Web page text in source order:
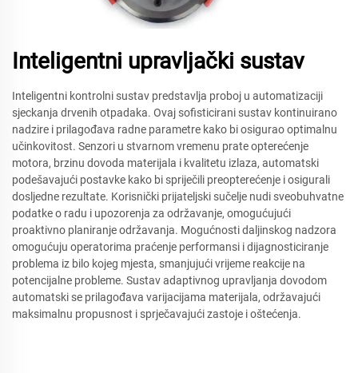
Inteligentni upravljački sustav
Inteligentni kontrolni sustav predstavlja proboj u automatizaciji
sjeckanja drvenih otpadaka. Ovaj sofisticirani sustav kontinuirano
nadzire i prilagođava radne parametre kako bi osigurao optimalnu
učinkovitost. Senzori u stvarnom vremenu prate opterećenje
motora, brzinu dovoda materijala i kvalitetu izlaza, automatski
podešavajući postavke kako bi spriječili preopterećenje i osigurali
dosljedne rezultate. Korisnički prijateljski sučelje nudi sveobuhvatne
podatke o radu i upozorenja za održavanje, omogućujući
proaktivno planiranje održavanja. Mogućnosti daljinskog nadzora
omogućuju operatorima praćenje performansi i dijagnosticiranje
problema iz bilo kojeg mjesta, smanjujući vrijeme reakcije na
potencijalne probleme. Sustav adaptivnog upravljanja dovodom
automatski se prilagođava varijacijama materijala, održavajući
maksimalnu propusnost i sprječavajući zastoje i oštećenja.